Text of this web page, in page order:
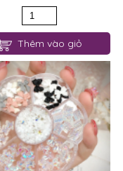
Thêm vào giỏ